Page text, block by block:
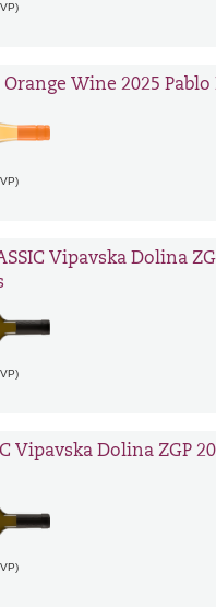
Orange Wine 2025 Pablo
Vipavska Dolina
Vipavska Dolina ZGP